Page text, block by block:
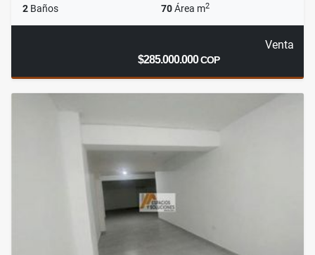
2 Baños 70Área m2
Venta
$285.000.000COP